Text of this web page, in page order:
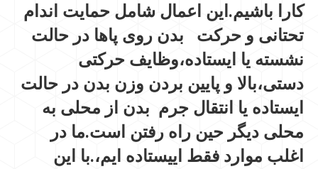
کارا باشیم.این اعمال شامل حمایت اندام
تحتانی و حرکت بدن روی پاها در حالت
نشسته یا ایستاده،وظایف حرکتی
دستی،بالا و پایین بردن وزن بدن در حالت
ایستاده یا انتقال جرم بدن از محلی به
محلی دیگر حین راه رفتن است.ما در
اغلب موارد فقط اییستاده ایم،.با این